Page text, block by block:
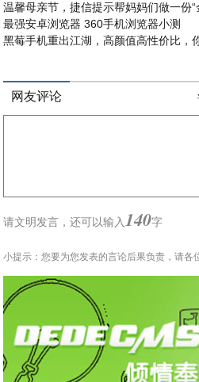
温馨母亲节，捷信提示帮妈妈们做一份“
最强安卓浏览器 360手机浏览器小测
黑莓手机重出江湖，高颜值高性价比，
网友评论
请文明发言，还可以输入 140字
小提示：您要为您发表的言论后果负责，请各